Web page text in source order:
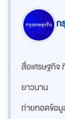
ก
สื่อเศรษฐกิจ
ยาวนาน
ถ่ายทอดข้อมู